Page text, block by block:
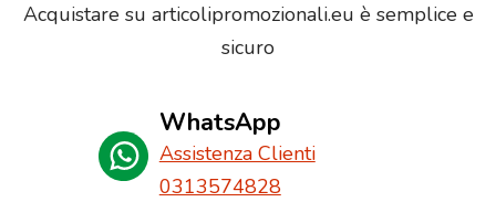
Acquistare su articolipromozionali.eu è semplice e
sicuro
WhatsApp
Assistenza Clienti
0313574828